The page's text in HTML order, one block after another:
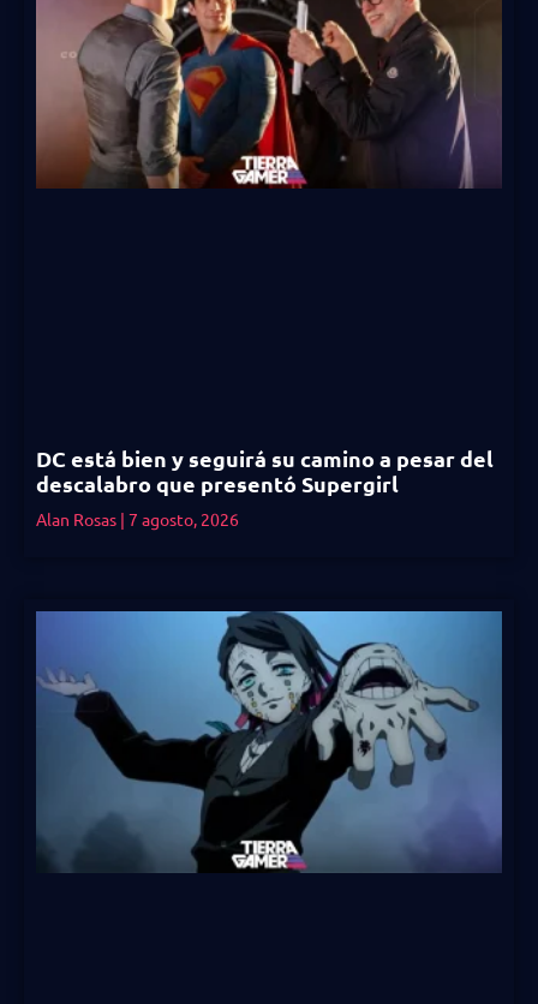
DC está bien y seguirá su camino a pesar del
descalabro que presentó Supergirl
Alan Rosas 7 agosto, 2026